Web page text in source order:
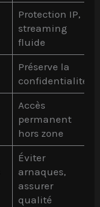
Protection IP,
streaming
fluide
Préserve la
confidentialité
Accès
permanent
hors zone
Éviter
arnaques,
assurer
qualité